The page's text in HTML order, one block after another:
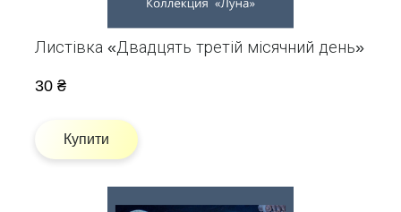
Листівка «Двадцять третій місячний день»
30 ₴
Купити